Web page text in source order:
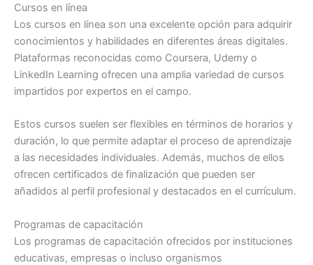
Cursos en línea
Los cursos en línea son una excelente opción para adquirir
conocimientos y habilidades en diferentes áreas digitales.
Plataformas reconocidas como Coursera, Udemy o
LinkedIn Learning ofrecen una amplia variedad de cursos
impartidos por expertos en el campo.
Estos cursos suelen ser flexibles en términos de horarios y
duración, lo que permite adaptar el proceso de aprendizaje
a las necesidades individuales. Además, muchos de ellos
ofrecen certificados de finalización que pueden ser
añadidos al perfil profesional y destacados en el currículum.
Programas de capacitación
Los programas de capacitación ofrecidos por instituciones
educativas, empresas o incluso organismos